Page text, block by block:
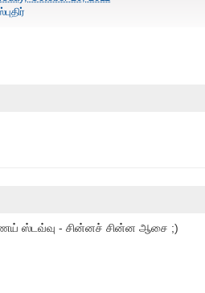
ஸ்டவ்வு - சின்னச் சின்ன ஆசை ;)